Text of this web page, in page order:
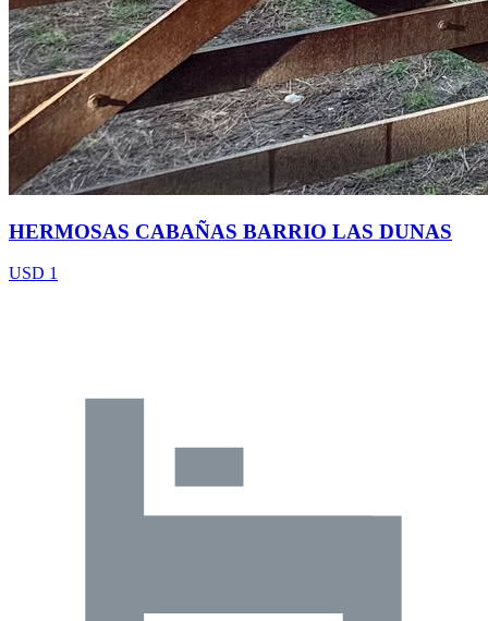
HERMOSAS CABAÑAS BARRIO LAS DUNAS
USD 1